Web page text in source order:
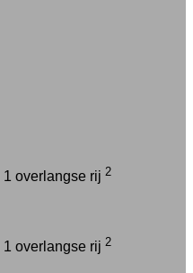
1 overlangse rij 2
1 overlangse rij 2